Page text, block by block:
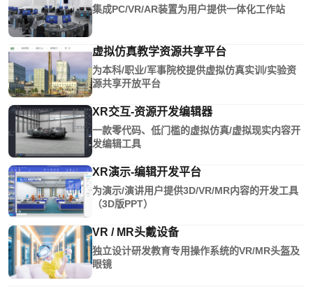
集成PC/VR/AR装置为用户提供一体化工作站
虚拟仿真教学资源共享平台
为本科/职业/军事院校提供虚拟仿真实训/实验资
源共享开放平台
XR交互-资源开发编辑器
一款零代码、低门槛的虚拟仿真/虚拟现实内容开
发编辑工具
XR演示-编辑开发平台
为演示/演讲用户提供3D/VR/MR内容的开发工具
（3D版PPT）
VR / MR头戴设备
独立设计研发教育专用操作系统的VR/MR头盔及
眼镜